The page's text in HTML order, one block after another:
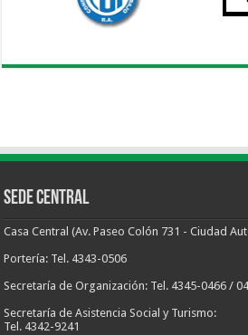
Sede Central
Casa Central (Av. Paseo Colón 731 - Ciudad
Portería: Tel. 4343-0506
Secretaría de Organización: Tel. 4345-0466 /
Secretaría de Asistencia Social y Turismo:
Tel. 4342-9241